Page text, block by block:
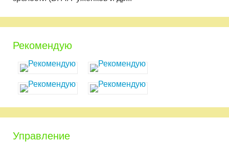
Рекомендую
Управление